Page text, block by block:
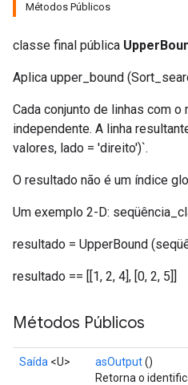
Métodos Públicos
classe final pública
Aplica upper_bound
Cada conjunto de linhas com
independente. A linha
valores, lado = 'direito')`.
O resultado não é um índice
Um exemplo 2-D:
resultado = UpperBound
resultado == [[1, 2, 4], [0, 2, 5]]
Métodos Públicos
Saída <U> asOutput()
Retorna o